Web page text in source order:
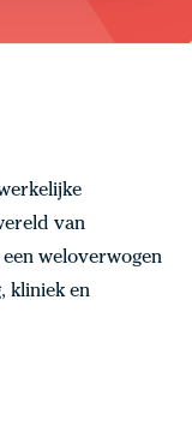
van
weloverwogen
kliniek en